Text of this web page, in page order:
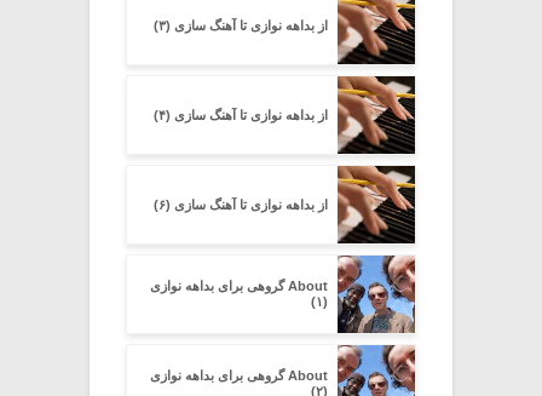
از بداهه نوازی تا آهنگ سازی (۳)
از بداهه نوازی تا آهنگ سازی (۴)
از بداهه نوازی تا آهنگ سازی (۶)
About گروهی برای بداهه نوازی
(۱)
About گروهی برای بداهه نوازی
(۲)